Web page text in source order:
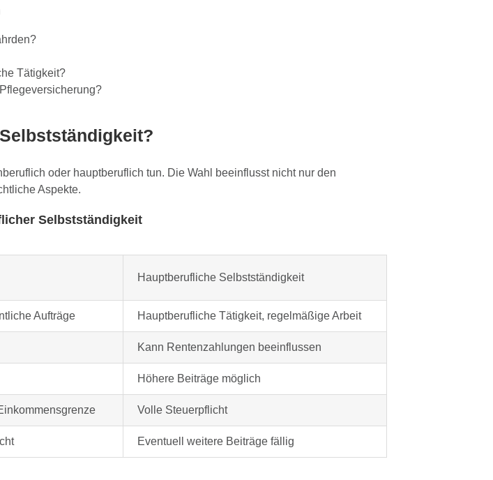
Tätigkeit?
oder hauptberuflich tun. Die Wahl beeinflusst nicht nur den
Aspekte.
Selbstständigkeit
Hauptberufliche Selbstständigkeit
Aufträge Hauptberufliche Tätigkeit, regelmäßige Arbeit
Kann Rentenzahlungen beeinflussen
Höhere Beiträge möglich
Volle Steuerpflicht
Eventuell weitere Beiträge fällig